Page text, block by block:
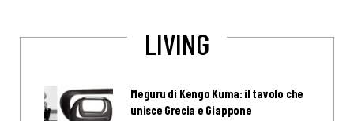
LIVING
Meguru di Kengo Kuma: il tavolo che
unisce Grecia e Giappone